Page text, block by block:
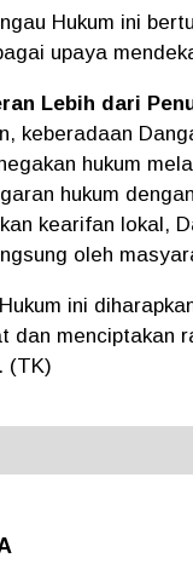
Hukum ini
upaya
Lebih dari
keberadaan
hukum
hukum
kearifan lokal,
oleh
ini
dan menciptakan
(TK)